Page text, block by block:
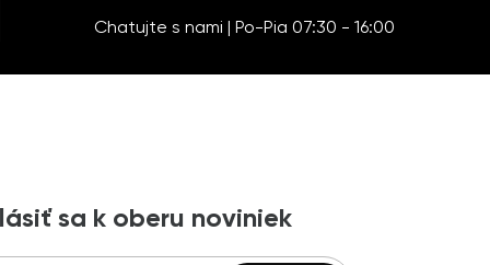
Chatujte s nami | Po-Pia 07:30 - 16:00
sa k oberu noviniek